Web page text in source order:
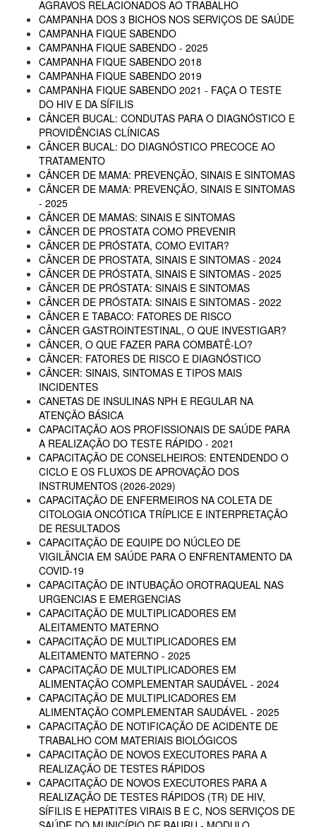
AGRAVOS RELACIONADOS AO TRABALHO
CAMPANHA DOS 3 BICHOS NOS SERVIÇOS DE SAÚDE
CAMPANHA FIQUE SABENDO
CAMPANHA FIQUE SABENDO - 2025
CAMPANHA FIQUE SABENDO 2018
CAMPANHA FIQUE SABENDO 2019
CAMPANHA FIQUE SABENDO 2021 - FAÇA O TESTE
DO HIV E DA SÍFILIS
CÂNCER BUCAL: CONDUTAS PARA O DIAGNÓSTICO E
PROVIDÊNCIAS CLÍNICAS
CÂNCER BUCAL: DO DIAGNÓSTICO PRECOCE AO
TRATAMENTO
CÂNCER DE MAMA: PREVENÇÃO, SINAIS E SINTOMAS
CÂNCER DE MAMA: PREVENÇÃO, SINAIS E SINTOMAS
- 2025
CÂNCER DE MAMAS: SINAIS E SINTOMAS
CÂNCER DE PROSTATA COMO PREVENIR
CÂNCER DE PRÓSTATA, COMO EVITAR?
CÂNCER DE PROSTATA, SINAIS E SINTOMAS - 2024
CÂNCER DE PRÓSTATA, SINAIS E SINTOMAS - 2025
CÂNCER DE PRÓSTATA: SINAIS E SINTOMAS
CÂNCER DE PRÓSTATA: SINAIS E SINTOMAS - 2022
CÂNCER E TABACO: FATORES DE RISCO
CÂNCER GASTROINTESTINAL, O QUE INVESTIGAR?
CÂNCER, O QUE FAZER PARA COMBATÊ-LO?
CÂNCER: FATORES DE RISCO E DIAGNÓSTICO
CÂNCER: SINAIS, SINTOMAS E TIPOS MAIS
INCIDENTES
CANETAS DE INSULINAS NPH E REGULAR NA
ATENÇÃO BÁSICA
CAPACITAÇÃO AOS PROFISSIONAIS DE SAÚDE PARA
A REALIZAÇÃO DO TESTE RÁPIDO - 2021
CAPACITAÇÃO DE CONSELHEIROS: ENTENDENDO O
CICLO E OS FLUXOS DE APROVAÇÃO DOS
INSTRUMENTOS (2026-2029)
CAPACITAÇÃO DE ENFERMEIROS NA COLETA DE
CITOLOGIA ONCÓTICA TRÍPLICE E INTERPRETAÇÃO
DE RESULTADOS
CAPACITAÇÃO DE EQUIPE DO NÚCLEO DE
VIGILÂNCIA EM SAÚDE PARA O ENFRENTAMENTO DA
COVID-19
CAPACITAÇÃO DE INTUBAÇÃO OROTRAQUEAL NAS
URGENCIAS E EMERGENCIAS
CAPACITAÇÃO DE MULTIPLICADORES EM
ALEITAMENTO MATERNO
CAPACITAÇÃO DE MULTIPLICADORES EM
ALEITAMENTO MATERNO - 2025
CAPACITAÇÃO DE MULTIPLICADORES EM
ALIMENTAÇÃO COMPLEMENTAR SAUDÁVEL - 2024
CAPACITAÇÃO DE MULTIPLICADORES EM
ALIMENTAÇÃO COMPLEMENTAR SAUDÁVEL - 2025
CAPACITAÇÃO DE NOTIFICAÇÃO DE ACIDENTE DE
TRABALHO COM MATERIAIS BIOLÓGICOS
CAPACITAÇÃO DE NOVOS EXECUTORES PARA A
REALIZAÇÃO DE TESTES RÁPIDOS
CAPACITAÇÃO DE NOVOS EXECUTORES PARA A
REALIZAÇÃO DE TESTES RÁPIDOS (TR) DE HIV,
SÍFILIS E HEPATITES VIRAIS B E C, NOS SERVIÇOS DE